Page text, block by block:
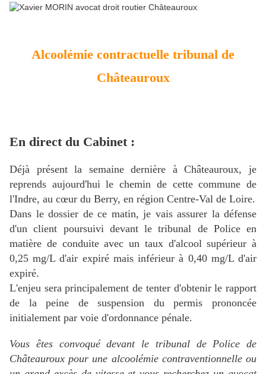
Alcoolémie contractuelle tribunal de
Châteauroux
En direct du Cabinet :
Déjà présent la semaine dernière à Châteauroux, je
reprends aujourd'hui le chemin de cette commune de
l'Indre, au cœur du Berry, en région Centre-Val de Loire.
Dans le dossier de ce matin, je vais assurer la défense
d'un client poursuivi devant le tribunal de Police en
matière de conduite avec un taux d'alcool supérieur à
0,25 mg/L d'air expiré mais inférieur à 0,40 mg/L d'air
expiré.
L'enjeu sera principalement de tenter d'obtenir le rapport
de la peine de suspension du permis prononcée
initialement par voie d'ordonnance pénale.
Vous êtes convoqué devant le tribunal de Police de
Châteauroux pour une alcoolémie contraventionnelle ou